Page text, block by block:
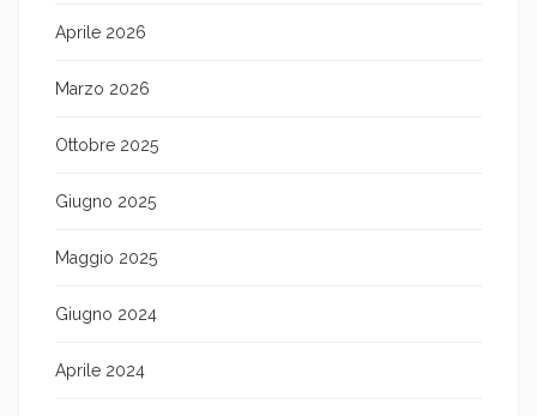
Aprile 2026
Marzo 2026
Ottobre 2025
Giugno 2025
Maggio 2025
Giugno 2024
Aprile 2024